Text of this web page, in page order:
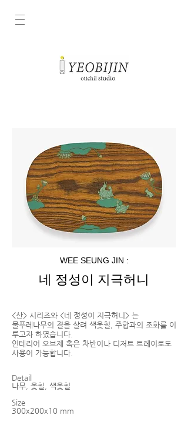
WEE SEUNG JIN :
네 정성이 지극허니
<산> 시리즈와 <네 정성이 지극허니> 는
물푸레나무의 결을 살려 색옻칠, 주합과의 조화를 이
루고자 하였습니다.
인테리어 오브제 혹은 차반이나 디저트 트레이로도
사용이 가능합니다.
Detail
​나무, 옻칠, 색옻칠
Size
300x200x10 mm